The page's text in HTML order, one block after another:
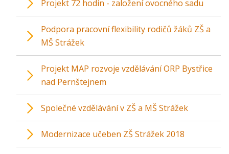
Projekt 72 hodin - založení ovocného sadu
Podpora pracovní flexibility rodičů žáků ZŠ a
MŠ Strážek
Projekt MAP rozvoje vzdělávání ORP Bystřice
nad Pernštejnem
Společné vzdělávání v ZŠ a MŠ Strážek
Modernizace učeben ZŠ Strážek 2018